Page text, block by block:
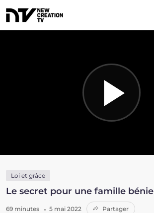
Loi et grâce
Le secret pour une famille bénie
69 minutes 5 mai 2022 Partager